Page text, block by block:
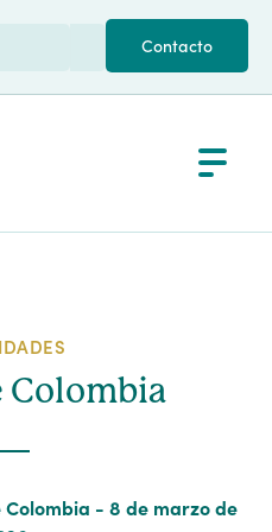
Contacto
Colombia
Colombia - 8 de marzo de